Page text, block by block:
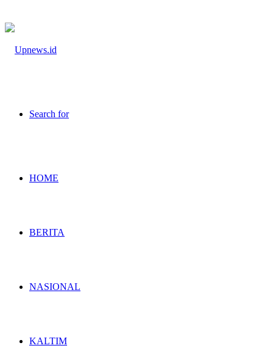
Search for
HOME
BERITA
NASIONAL
KALTIM